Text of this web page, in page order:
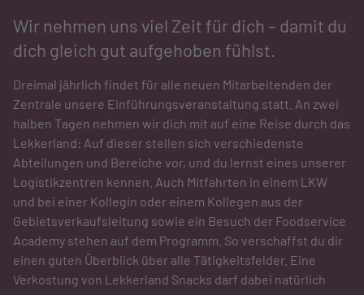
Wir nehmen uns viel Zeit für dich – damit du
dich gleich gut aufgehoben fühlst.
Dreimal jährlich findet für alle neuen Mitarbeitenden der
Zentrale unsere Einführungsveranstaltung statt. An zwei
halben Tagen nehmen wir dich mit auf eine Reise durch das
Lekkerland: Auf dieser stellen sich verschiedenste
Abteilungen und Bereiche vor, und du lernst eines unserer
Logistikzentren kennen. Auch Mitfahrten in einem LKW
und bei einer Kollegin oder einem Kollegen aus der
Gebietsverkaufsleitung sowie ein Besuch der Foodservice
Academy stehen auf dem Programm. So verschaffst du dir
einen guten Überblick über alle Tätigkeitsfelder. Eine
Verkostung von Lekkerland Snacks darf dabei natürlich